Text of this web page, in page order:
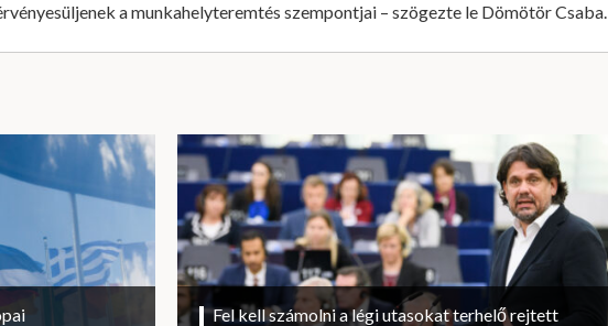
a munkahelyteremtés szempontjai – szögezte le Dömötör Csaba.
Fel kell számolni a légi utasokat terhelő rejtett